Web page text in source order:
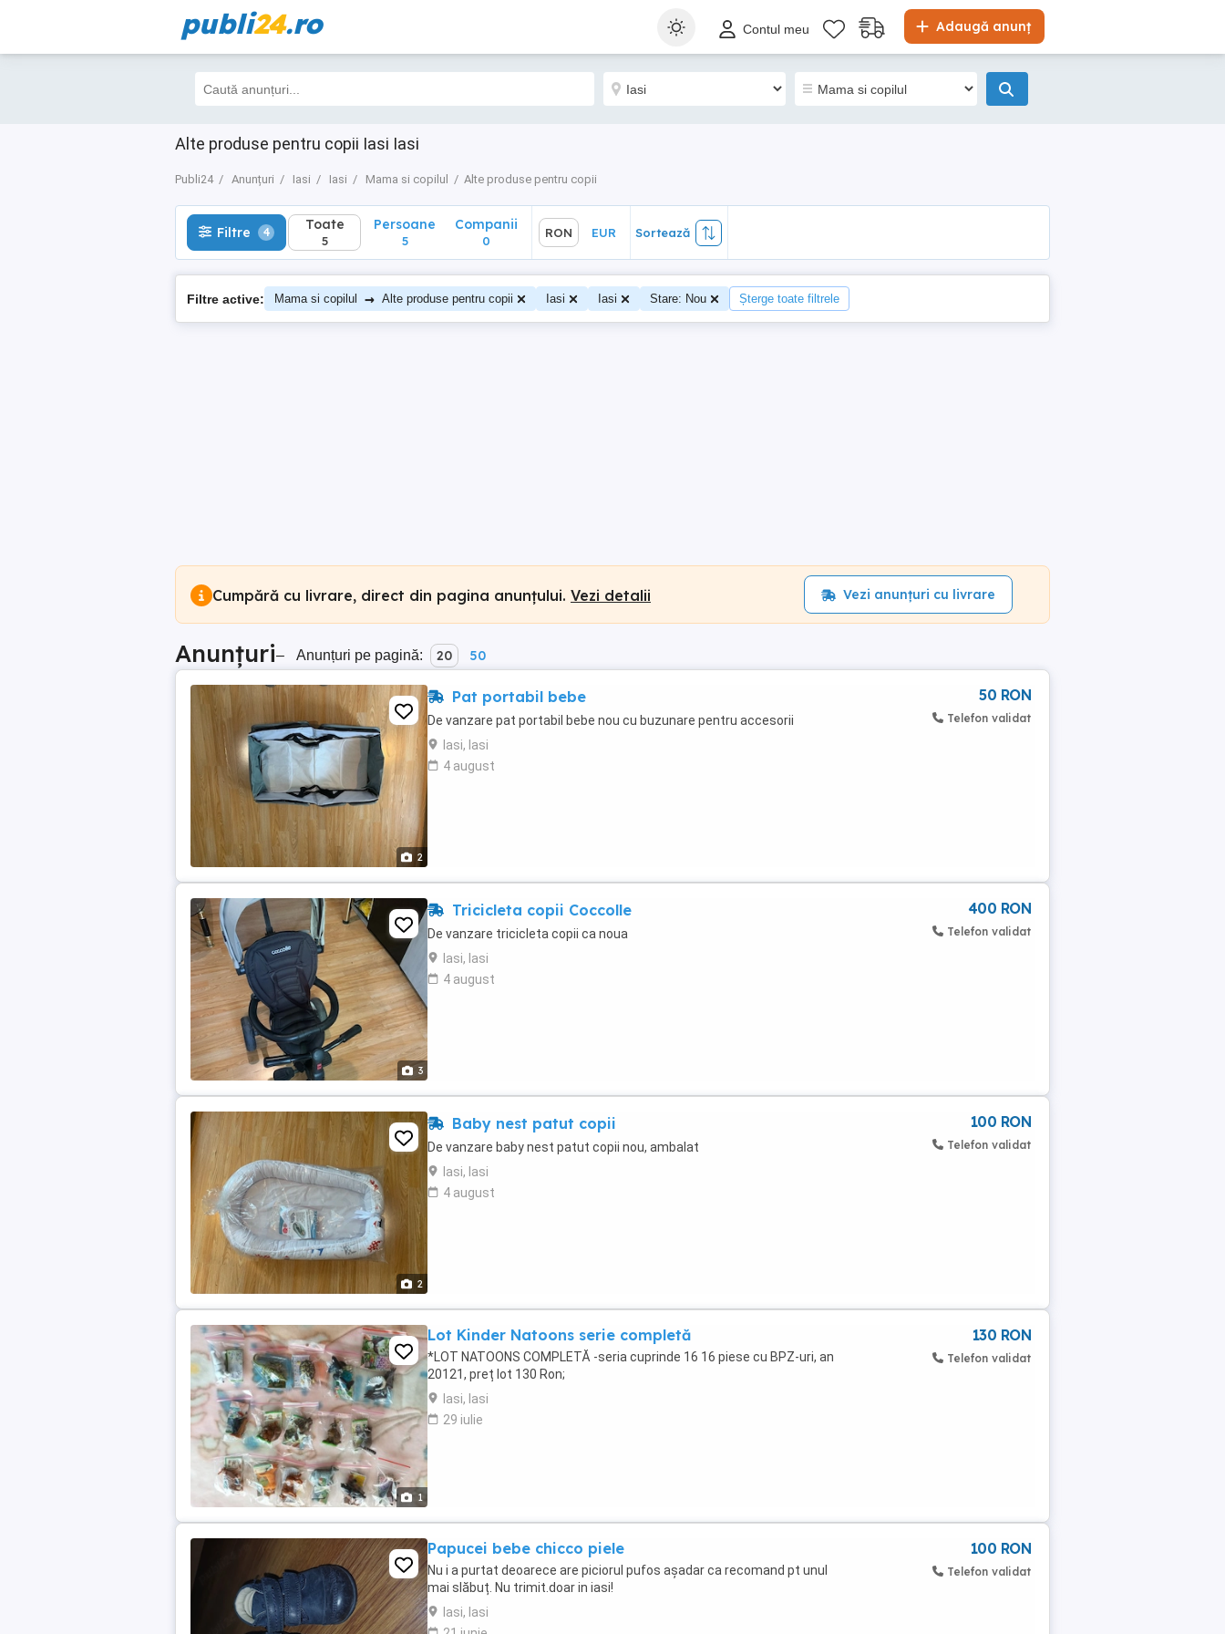
publi24.ro Adaugă anunț
Contul meu
Alte produse pentru copii Iasi Iasi
Publi24 Anunțuri Iasi Iasi Mama si copilul Alte produse pentru copii
Filtre 4 Toate
5
Sortează
Filtre 4 Toate
5
Persoane
5
Companii
0
RON EUR Sortează
Filtre active: Mama si copilul → Alte produse pentru copii Iasi Iasi Stare: Nou Șterge toate filtrele
Cumpără cu livrare, direct din pagina anunțului. Vezi detalii Vezi anunțuri cu livrare
Anunțuri– Anunțuri pe pagină: 20 50
2
Pat portabil bebe
De vanzare pat portabil bebe nou cu buzunare pentru accesorii
Iasi, Iasi
4 august
50 RON
Telefon validat
3
Tricicleta copii Coccolle
De vanzare tricicleta copii ca noua
Iasi, Iasi
4 august
400 RON
Telefon validat
2
Baby nest patut copii
De vanzare baby nest patut copii nou, ambalat
Iasi, Iasi
4 august
100 RON
Telefon validat
1
Lot Kinder Natoons serie completă
*LOT NATOONS COMPLETĂ -seria cuprinde 16 16 piese cu BPZ-uri, an
20121, preț lot 130 Ron;
Iasi, Iasi
29 iulie
130 RON
Telefon validat
Papucei bebe chicco piele
Nu i a purtat deoarece are piciorul pufos așadar ca recomand pt unul
mai slăbuț. Nu trimit.doar in iasi!
Iasi, Iasi
100 RON
Telefon validat